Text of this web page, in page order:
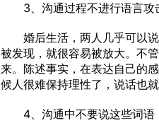
3、沟通过程不进行语言攻
婚后生活，两人几乎可以说
被发现，就很容易被放大。不
来。陈述事实，在表达自己的
候人很难保持理性了，说话也
4、沟通中不要说这些词语